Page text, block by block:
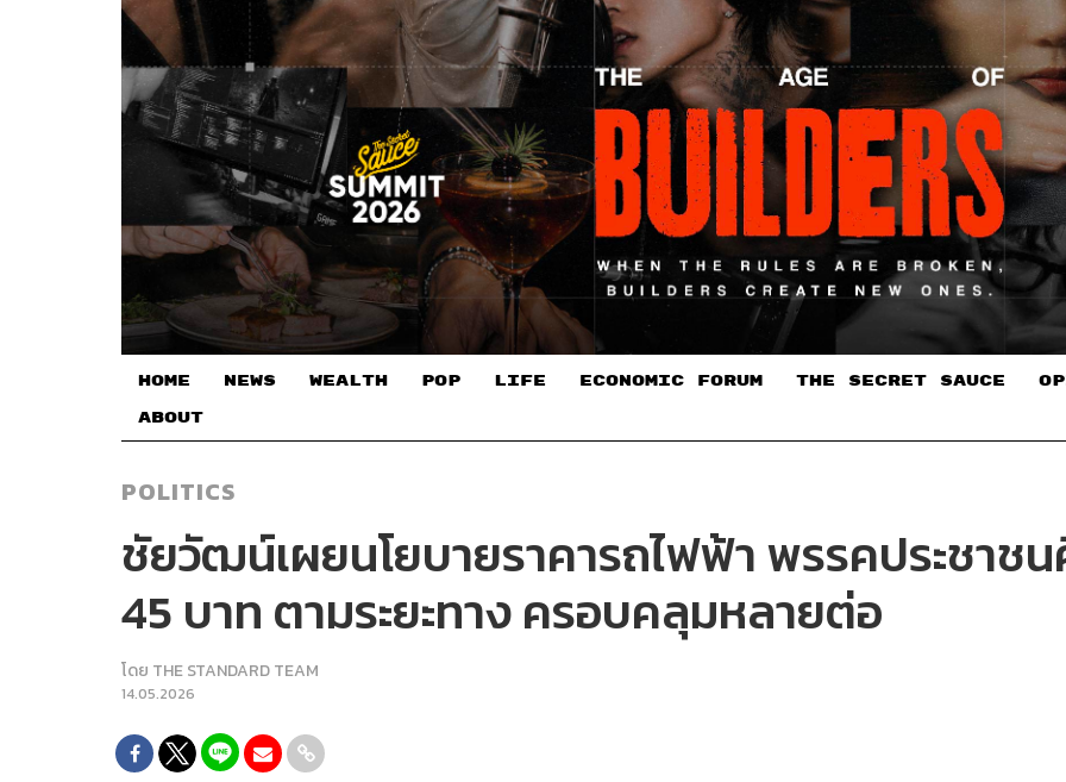
HOME NEWS WEALTH POP LIFE ECONOMIC FORUM THE SECRET SAUCE​
ABOUT
POLITICS
ชัยวัฒน์เผยนโยบายราคารถไฟฟ้า พรรคประชาช
45 บาท ตามระยะทาง ครอบคลุมหลายต่อ
โดย THE STANDARD TEAM
14.05.2026